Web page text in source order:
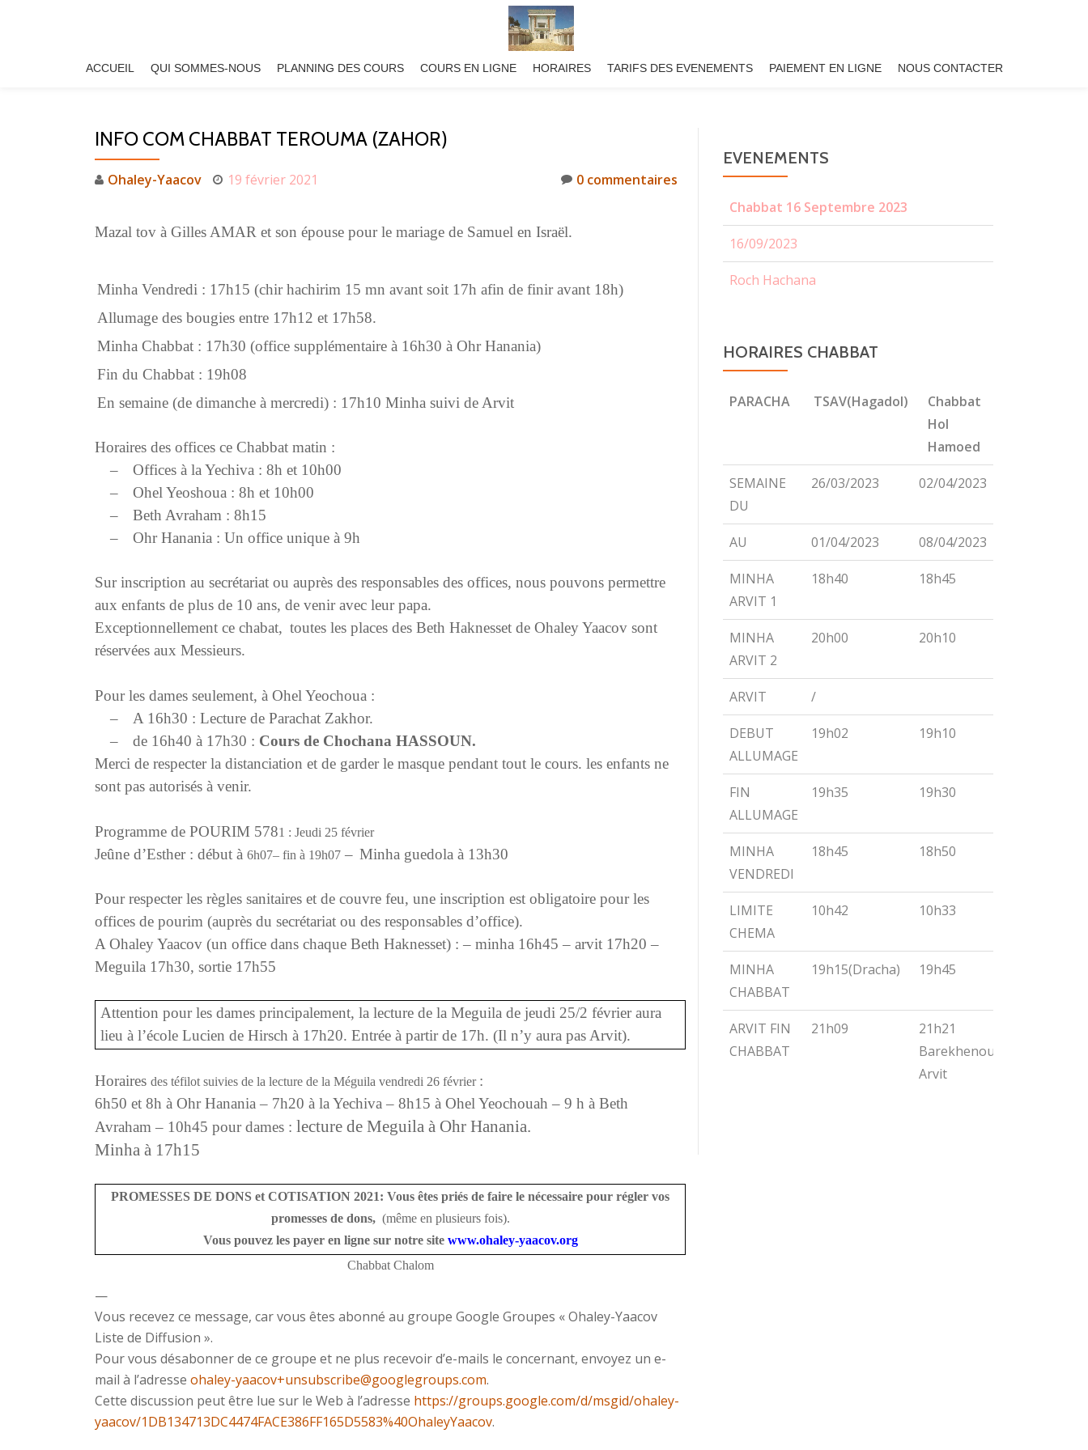
ACCUEIL QUI SOMMES-NOUS PLANNING DES COURS COURS EN LIGNE HORAIRES TARIFS DES EVENEMENTS PAIEMENT EN LIGNE NOUS CONTACTER
INFO COM CHABBAT TEROUMA (ZAHOR)
Ohaley-Yaacov 19 février 2021 0 commentaires
Mazal tov à Gilles AMAR et son épouse pour le mariage de Samuel en Israël.
Minha Vendredi : 17h15 (chir hachirim 15 mn avant soit 17h afin de finir avant 18h)
Allumage des bougies entre 17h12 et 17h58.
Minha Chabbat : 17h30 (office supplémentaire à 16h30 à Ohr Hanania)
Fin du Chabbat : 19h08
En semaine (de dimanche à mercredi) : 17h10 Minha suivi de Arvit
Horaires des offices ce Chabbat matin :
–
Offices à la Yechiva : 8h et 10h00
–
Ohel Yeoshoua : 8h et 10h00
–
Beth Avraham : 8h15
–
Ohr Hanania : Un office unique à 9h
Sur inscription au secrétariat ou auprès des responsables des offices, nous pouvons permettre
aux enfants de plus de 10 ans, de venir avec leur papa.
Exceptionnellement ce chabat, toutes les places des Beth Haknesset de Ohaley Yaacov sont
réservées aux Messieurs.
Pour les dames seulement, à Ohel Yeochoua :
–
A 16h30 : Lecture de Parachat Zakhor.
–
de 16h40 à 17h30 : Cours de Chochana HASSOUN.
Merci de respecter la distanciation et de garder le masque pendant tout le cours. les enfants ne
sont pas autorisés à venir.
Programme de POURIM 5781 : Jeudi 25 février
Jeûne d’Esther : début à 6h07– fin à 19h07 – Minha guedola à 13h30
Pour respecter les règles sanitaires et de couvre feu, une inscription est obligatoire pour les
offices de pourim (auprès du secrétariat ou des responsables d’office).
A Ohaley Yaacov (un office dans chaque Beth Haknesset) : – minha 16h45 – arvit 17h20 –
Meguila 17h30, sortie 17h55
Attention pour les dames principalement, la lecture de la Meguila de jeudi 25/2 février aura
lieu à l’école Lucien de Hirsch à 17h20. Entrée à partir de 17h. (Il n’y aura pas Arvit).
Horaires des téfilot suivies de la lecture de la Méguila vendredi 26 février :
6h50 et 8h à Ohr Hanania – 7h20 à la Yechiva – 8h15 à Ohel Yeochouah – 9 h à Beth
Avraham – 10h45 pour dames : lecture de Meguila à Ohr Hanania.
Minha à 17h15
PROMESSES DE DONS et COTISATION 2021: Vous êtes priés de faire le nécessaire pour régler vos
promesses de dons, (même en plusieurs fois).
Vous pouvez les payer en ligne sur notre site www.ohaley-yaacov.org
Chabbat Chalom
—
Vous recevez ce message, car vous êtes abonné au groupe Google Groupes « Ohaley-Yaacov
Liste de Diffusion ».
Pour vous désabonner de ce groupe et ne plus recevoir d’e-mails le concernant, envoyez un e-
mail à l’adresse ohaley-yaacov+unsubscribe@googlegroups.com.
Cette discussion peut être lue sur le Web à l’adresse https://groups.google.com/d/msgid/ohaley-
yaacov/1DB134713DC4474FACE386FF165D5583%40OhaleyYaacov.
EVENEMENTS
Chabbat 16 Septembre 2023
16/09/2023
Roch Hachana
HORAIRES CHABBAT
PARACHA TSAV(Hagadol)
Chabbat
Hol
Hamoed
PARACHA TSAV(Hagadol)
Chabbat
Hamoed
SEMAINE
DU
26/03/2023 02/04/2023
AU 01/04/2023 08/04/2023
MINHA
ARVIT 1
18h40 18h45
MINHA
ARVIT 2
20h00 20h10
ARVIT /
DEBUT
ALLUMAGE
19h02 19h10
FIN
ALLUMAGE
19h35 19h30
MINHA
VENDREDI
18h45 18h50
LIMITE
CHEMA
10h42 10h33
MINHA
CHABBAT
19h15(Dracha) 19h45
ARVIT FIN
CHABBAT
21h09
21h21
Barekhenou
Arvit